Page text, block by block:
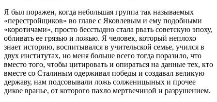
Я был поражен, когда небольшая группа так называемых
«перестройщиков» во главе с Яковлевым и ему подобными
«коротичами», просто бесстыдно стала рвать советскую эпоху,
обливать ее грязью и ложью. Я человек, который неплохо
знает историю, воспитывался в учительской семье, учился в
двух институтах, но меня больше всего тогда поразило, что
вместо того, чтобы цитировать и опираться на данные тех, кто
вместе со Сталиным одерживал победы и создавал великую
державу, нам подсовывали ложь солженицыных и прочее
дикое вранье, от которого пахло мертвечиной и разрушением.